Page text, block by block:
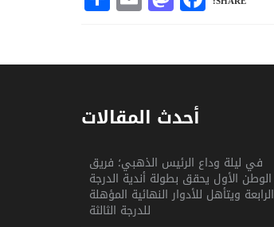
أحدث المقالات
في ليلة وداع الرئيس الذهبي؛ فريق
الوطن الأول يحقق بطولة أندية الدرجة
الرابعة ويتأهل للأدوار النهائية المؤهلة
للدرجة الثالثة